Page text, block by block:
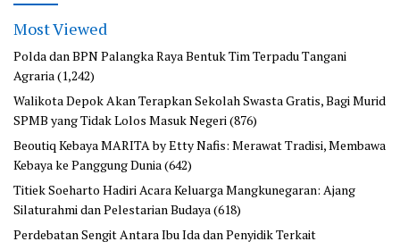
Most Viewed
Polda dan BPN Palangka Raya Bentuk Tim Terpadu Tangani
Agraria (1,242)
Walikota Depok Akan Terapkan Sekolah Swasta Gratis, Bagi Murid
SPMB yang Tidak Lolos Masuk Negeri (876)
Beoutiq Kebaya MARITA by Etty Nafis: Merawat Tradisi, Membawa
Kebaya ke Panggung Dunia (642)
Titiek Soeharto Hadiri Acara Keluarga Mangkunegaran: Ajang
Silaturahmi dan Pelestarian Budaya (618)
Perdebatan Sengit Antara Ibu Ida dan Penyidik Terkait